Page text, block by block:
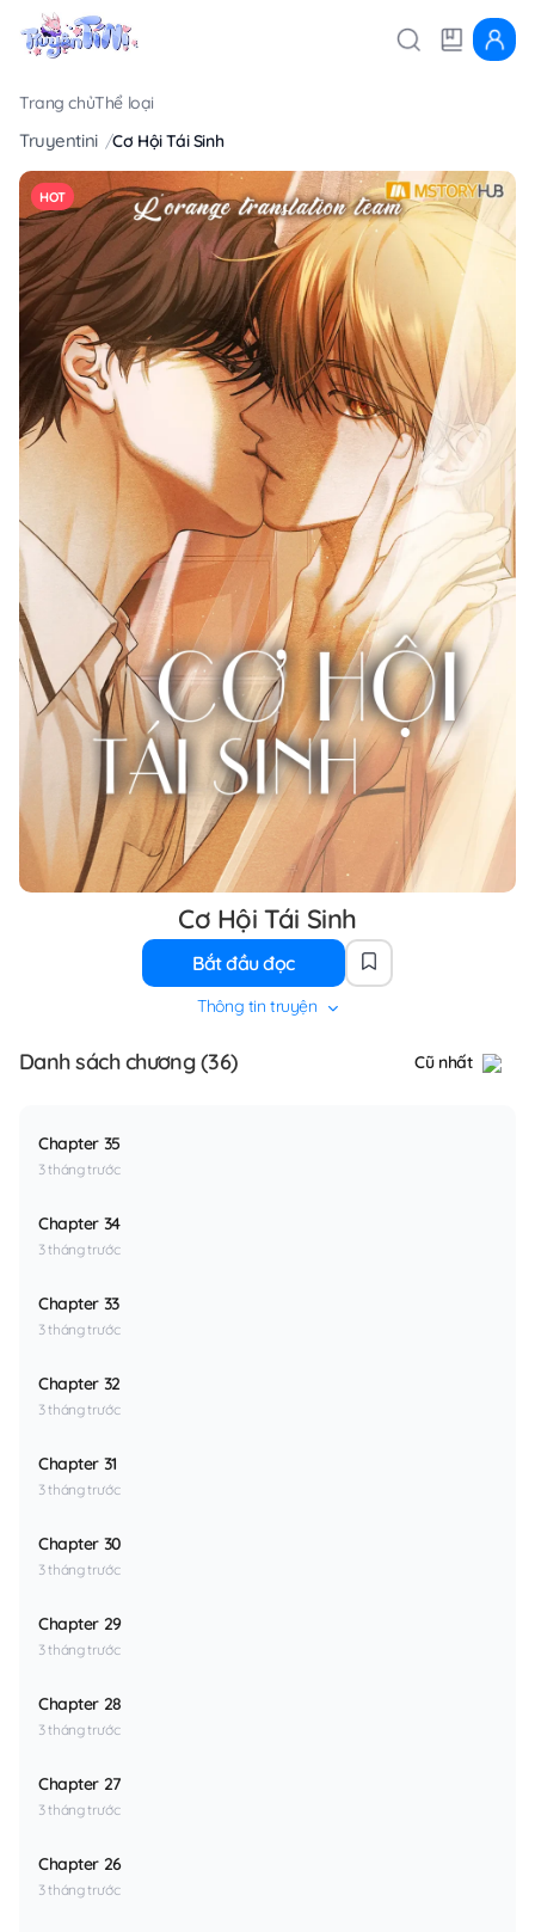
Trang chủThể loại
Truyentini Cơ Hội Tái Sinh
HOT
Cơ Hội Tái Sinh
Bắt đầu đọc
Thông tin truyện
Danh sách chương (36) Cũ nhất
Chapter 35
3 tháng trước
Chapter 34
3 tháng trước
Chapter 33
3 tháng trước
Chapter 32
3 tháng trước
Chapter 31
3 tháng trước
Chapter 30
3 tháng trước
Chapter 29
3 tháng trước
Chapter 28
3 tháng trước
Chapter 27
3 tháng trước
Chapter 26
3 tháng trước